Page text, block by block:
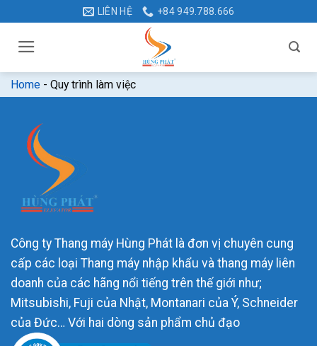
dung
LIÊN HỆ +84 949.788.666
Home - Quy trình làm việc
Công ty Thang máy Hùng Phát là đơn vị chuyên cung
cấp các loại Thang máy nhập khẩu và thang máy liên
doanh của các hãng nổi tiếng trên thế giới như;
Mitsubishi, Fuji của Nhật, Montanari của Ý, Schneider
của Đức… Với hai dòng sản phẩm chủ đạo